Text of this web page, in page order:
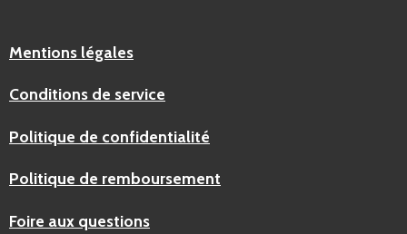
Mentions légales
Conditions de service
Politique de confidentialité
Politique de remboursement
Foire aux questions